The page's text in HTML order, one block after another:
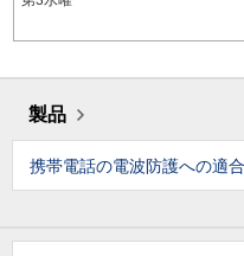
製品
携帯電話の電波防護への適